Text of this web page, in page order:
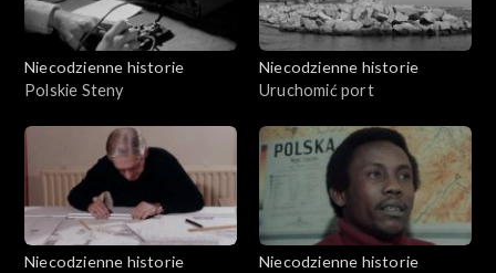
Niecodzienne historie
Polskie Steny
Niecodzienne historie
Uruchomić port
Niecodzienne historie
Niecodzienne historie